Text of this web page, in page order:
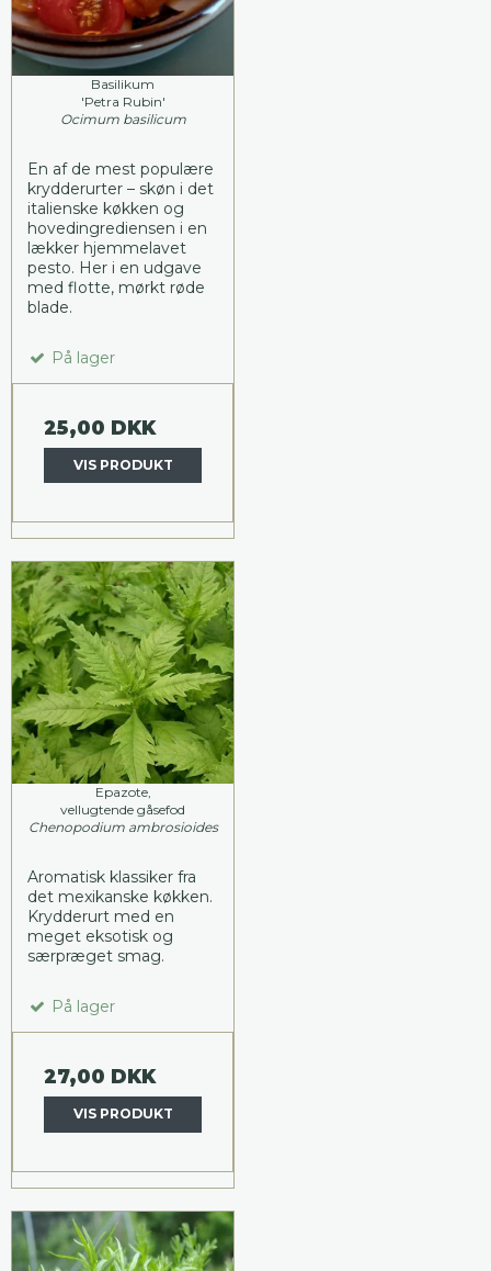
Basilikum
'Petra Rubin'
Ocimum basilicum
En af de mest populære
krydderurter – skøn i det
italienske køkken og
hovedingrediensen i en
lækker hjemmelavet
pesto. Her i en udgave
med flotte, mørkt røde
blade.
På lager
25,00 DKK
VIS PRODUKT
Epazote,
vellugtende gåsefod
Chenopodium ambrosioides
Aromatisk klassiker fra
det mexikanske køkken.
Krydderurt med en
meget eksotisk og
særpræget smag.
På lager
27,00 DKK
VIS PRODUKT